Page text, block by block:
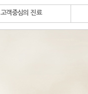
고객중심의 진료